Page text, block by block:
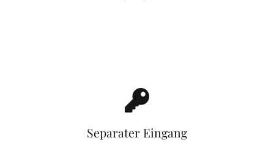
Separater Eingang